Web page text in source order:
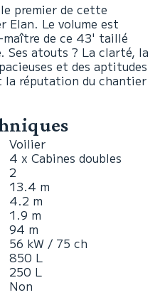
premier de cette
Elan. Le volume est
de ce 43' taillé
Ses atouts ? La clarté, la
et des aptitudes
réputation du chantier
Voilier
4 x Cabines doubles
2
13.4 m
4.2 m
1.9 m
94 m
56 kW / 75 ch
850 L
250 L
Non